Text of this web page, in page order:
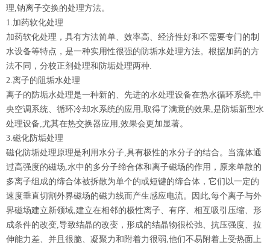
理,钠离子交换的处理方法。
1.加药软化处理
加药软化处理，具有方法简单、效率高、经济性好和不需要专门的制
水设备等特点，是一种实用性很强的防垢水处理方法。根据加药的方
法不同，分校正剂处理和防垢处理两种.
2.离子的阻垢水处理
离子的防垢水处理是一种新的、先进的水处理设备在热水循环系统,中
央空调系统、循环冷却水系统的应用,取得了满意的效果,是防垢新型水
处理设备,尤其在热交换器应用,效果会更加显著。
3.磁化防垢处理
磁化防垢处理原理是利用水分子,具有极性的水分子的结合。当流体通
过高强度的磁场,水中的多分子缔合体和离子磁场的作用，原来单散的
多离子组成的缔合体被拆散为单个的或短键的缔合体，它们以一定的
速度垂直切割外界磁场的磁力线而产生感应电流。因此,每个离子与外
界磁场建立新领域,建立在相邻的极性离子、有序、相互吸引压缩、形
成条件的改变,导致结晶的改变，形成的结晶物很松弛、抗压强度、拉
伸能力差、并且很脆、凝聚力和附着力很弱,他们不易附着上受热面上